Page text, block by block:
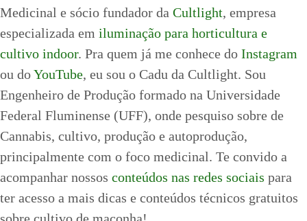
Medicinal e sócio fundador da Cultlight, empresa
especializada em iluminação para horticultura e
cultivo indoor. Pra quem já me conhece do Instagram
ou doYouTube, eu sou o Cadu da Cultlight. Sou
Engenheiro de Produção formado na Universidade
Federal Fluminense (UFF), onde pesquiso sobre de
Cannabis, cultivo, produção e autoprodução,
principalmente com o foco medicinal. Te convido a
acompanhar nossos conteúdos nas redes sociais para
ter acesso a mais dicas e conteúdos técnicos gratuitos